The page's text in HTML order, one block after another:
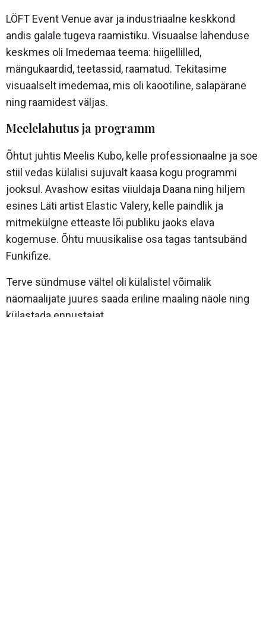
LÖFT Event Venue avar ja industriaalne keskkond
andis galale tugeva raamistiku. Visuaalse lahenduse
keskmes oli Imedemaa teema: hiigellilled,
mängukaardid, teetassid, raamatud. Tekitasime
visuaalselt imedemaa, mis oli kaootiline, salapärane
ning raamidest väljas.
Meelelahutus ja programm
Õhtut juhtis Meelis Kubo, kelle professionaalne ja soe
stiil vedas külalisi sujuvalt kaasa kogu programmi
jooksul. Avashow esitas viiuldaja Daana ning hiljem
esines Läti artist Elastic Valery, kelle paindlik ja
mitmekülgne etteaste lõi publiku jaoks elava
kogemuse. Õhtu muusikalise osa tagas tantsubänd
Funkifize.
Terve sündmuse vältel oli külalistel võimalik
näomaalijate juures saada eriline maaling näole ning
külastada ennustajat.